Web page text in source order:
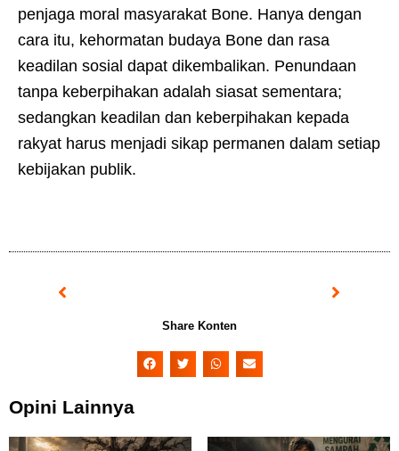
penjaga moral masyarakat Bone. Hanya dengan
cara itu, kehormatan budaya Bone dan rasa
keadilan sosial dapat dikembalikan. Penundaan
tanpa keberpihakan adalah siasat sementara;
sedangkan keadilan dan keberpihakan kepada
rakyat harus menjadi sikap permanen dalam setiap
kebijakan publik.
Prev Next
Share Konten
Opini Lainnya